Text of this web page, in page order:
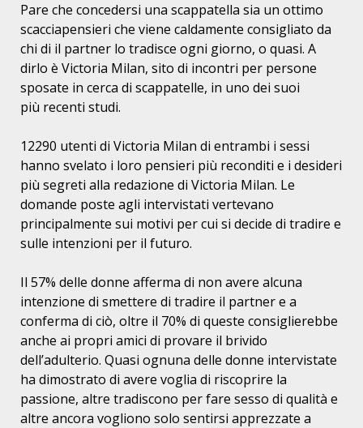
Pare che concedersi una scappatella sia un ottimo
scacciapensieri che viene caldamente consigliato da
chi di il partner lo tradisce ogni giorno, o quasi. A
dirlo è Victoria Milan, sito di incontri per persone
sposate in cerca di scappatelle, in uno dei suoi
più recenti studi.
12290 utenti di Victoria Milan di entrambi i sessi
hanno svelato i loro pensieri più reconditi e i desideri
più segreti alla redazione di Victoria Milan. Le
domande poste agli intervistati vertevano
principalmente sui motivi per cui si decide di tradire e
sulle intenzioni per il futuro.
Il 57% delle donne afferma di non avere alcuna
intenzione di smettere di tradire il partner e a
conferma di ciò, oltre il 70% di queste consiglierebbe
anche ai propri amici di provare il brivido
dell’adulterio. Quasi ognuna delle donne intervistate
ha dimostrato di avere voglia di riscoprire la
passione, altre tradiscono per fare sesso di qualità e
altre ancora vogliono solo sentirsi apprezzate a